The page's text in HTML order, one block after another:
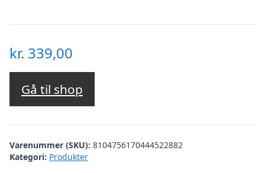
kr. 339,00
Gå til shop
Varenummer (SKU): 8104756170444522882
Kategori: Produkter